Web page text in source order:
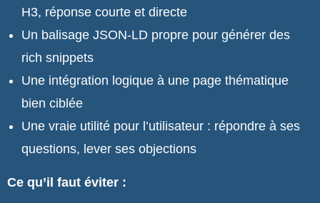
H3, réponse courte et directe
Un balisage JSON-LD propre pour générer des
rich snippets
Une intégration logique à une page thématique
bien ciblée
Une vraie utilité pour l’utilisateur : répondre à ses
questions, lever ses objections
Ce qu’il faut éviter :